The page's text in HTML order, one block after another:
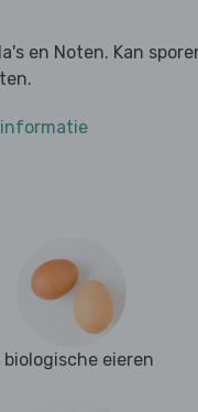
en Noten. Kan
biologische eieren